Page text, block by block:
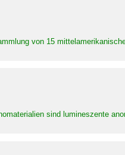
von 15
sind lumineszente